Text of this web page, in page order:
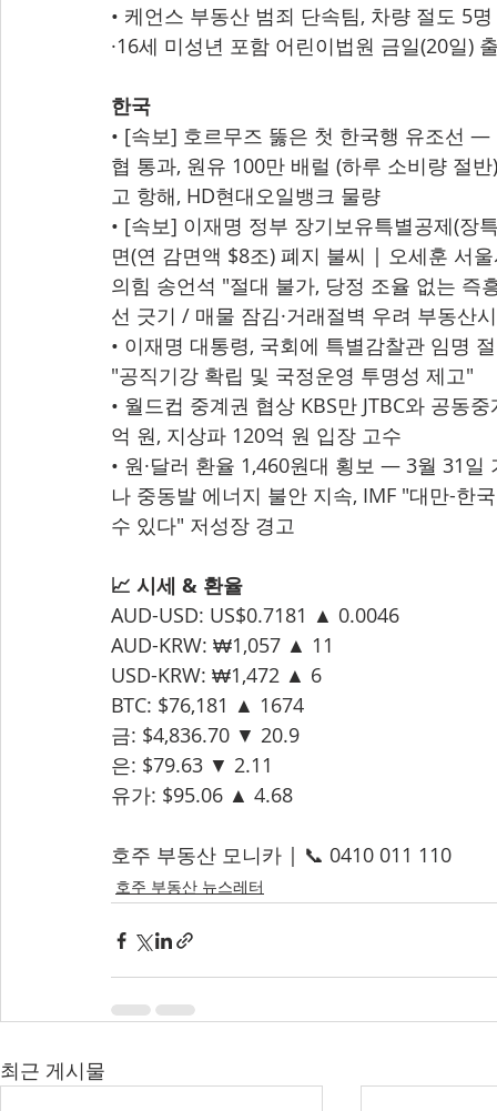
• 케언스 부동산 범죄 단속팀, 차량 절도 5
·16세 미성년 포함 어린이법원 금일(20일)
한국
• [속보] 호르무즈 뚫은 첫 한국행 유조선
협 통과, 원유 100만 배럴 (하루 소비량 절
고 항해, HD현대오일뱅크 물량
• [속보] 이재명 정부 장기보유특별공제(
면(연 감면액 $8조) 폐지 불씨 | 오세훈 서
의힘 송언석 "절대 불가, 당정 조율 없는
선 긋기 / 매물 잠김·거래절벽 우려 부동산
• 이재명 대통령, 국회에 특별감찰관 임명
"공직기강 확립 및 국정운영 투명성 제고"
• 월드컵 중계권 협상 KBS만 JTBC와 공동
억 원, 지상파 120억 원 입장 고수
• 원·달러 환율 1,460원대 횡보 — 3월 31
나 중동발 에너지 불안 지속, IMF "대만-한
수 있다" 저성장 경고
📈 시세 & 환율
AUD-USD: US$0.7181 ▲ 0.0046
AUD-KRW: ₩1,057 ▲ 11
USD-KRW: ₩1,472 ▲ 6
BTC: $76,181 ▲ 1674
금: $4,836.70 ▼ 20.9
은: $79.63 ▼ 2.11
유가: $95.06 ▲ 4.68
호주 부동산 모니카 | 📞 0410 011 110
호주 부동산 뉴스레터
최근 게시물